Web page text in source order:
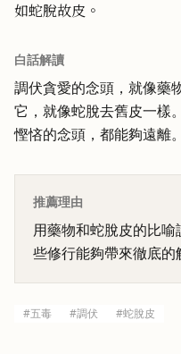
如蛇脫故皮。
白話解讀
調伏貪愛的念頭，就像藥
它，就像蛇脫去舊皮一樣
慳悋的念頭，都能夠遠離。
推薦理由
用藥物和蛇脫皮的比
些修行能夠帶來徹底的
#五毒 #調伏 #蛇脫皮